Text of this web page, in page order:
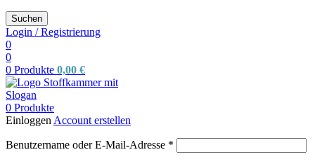
Suchen
Login / Registrierung
0
0
0 Produkte 0,00 €
0 Produkte
Einloggen Account erstellen
Benutzername oder E-Mail-Adresse *